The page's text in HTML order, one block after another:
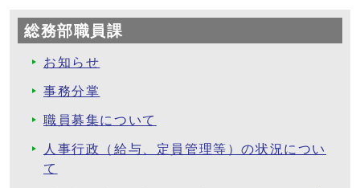
総務部職員課
お知らせ
事務分掌
職員募集について
人事行政（給与、定員管理等）の状況につい
て